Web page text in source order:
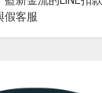
假客服